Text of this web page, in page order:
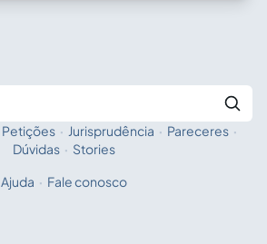
Fale com a IA
Petições · Jurisprudência · Pareceres ·
Dúvidas · Stories
Ajuda · Fale conosco